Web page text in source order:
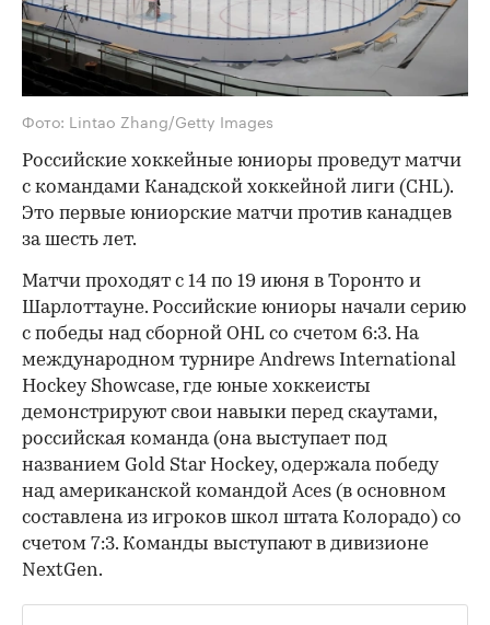
Фото: Lintao Zhang/Getty Images
Российские хоккейные юниоры проведут матчи
с командами Канадской хоккейной лиги (CHL).
Это первые юниорские матчи против канадцев
за шесть лет.
Матчи проходят с 14 по 19 июня в Торонто и
Шарлоттауне. Российские юниоры начали серию
с победы над сборной OHL со счетом 6:3. На
международном турнире Andrews International
Hockey Showcase, где юные хоккеисты
демонстрируют свои навыки перед скаутами,
российская команда (она выступает под
названием Gold Star Hockey, одержала победу
над американской командой Aces (в основном
составлена из игроков школ штата Колорадо) со
счетом 7:3. Команды выступают в дивизионе
NextGen.